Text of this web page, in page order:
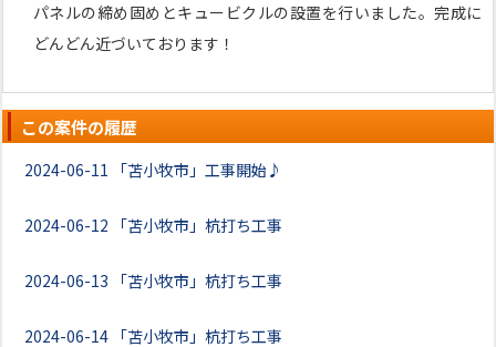
パネルの締め固めとキュービクルの設置を行いました。完成に
どんどん近づいております！
この案件の履歴
2024-06-11 「苫小牧市」工事開始♪
2024-06-12 「苫小牧市」杭打ち工事
2024-06-13 「苫小牧市」杭打ち工事
2024-06-14 「苫小牧市」杭打ち工事